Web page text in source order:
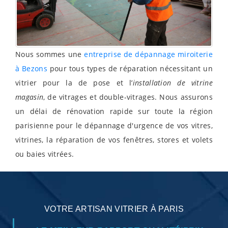
Nous sommes uneentreprise de dépannage miroiterie
à Bezons pour tous types de réparation nécessitant un
vitrier pour la de pose et l’installation de vitrine
magasin, de vitrages et double-vitrages. Nous assurons
un délai de rénovation rapide sur toute la région
parisienne pour le dépannage d'urgence de vos vitres,
vitrines, la réparation de vos fenêtres, stores et volets
ou baies vitrées.
VOTRE ARTISAN VITRIER À PARIS